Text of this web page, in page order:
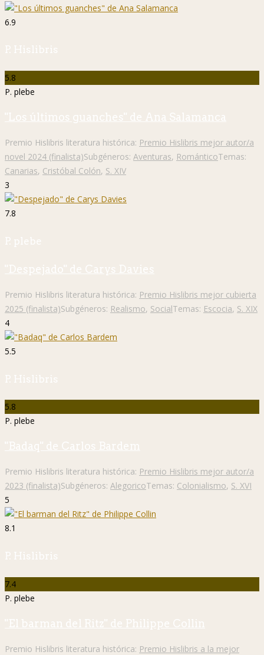
6.9
P. Hislibris
5.8
P. plebe
"Los últimos guanches" de Ana Salamanca
Premio Hislibris literatura histórica: Premio Hislibris mejor autor/a
novel 2024 (finalista)Subgéneros: Aventuras, RománticoTemas:
Canarias, Cristóbal Colón, S. XIV
3
7.8
P. plebe
"Despejado" de Carys Davies
Premio Hislibris literatura histórica: Premio Hislibris mejor cubierta
2025 (finalista)Subgéneros: Realismo, SocialTemas: Escocia, S. XIX
4
5.5
P. Hislibris
5.8
P. plebe
"Badaq" de Carlos Bardem
Premio Hislibris literatura histórica: Premio Hislibris mejor autor/a
2023 (finalista)Subgéneros: AlegoricoTemas: Colonialismo, S. XVI
5
8.1
P. Hislibris
7.4
P. plebe
"El barman del Ritz" de Philippe Collin
Premio Hislibris literatura histórica: Premio Hislibris a la mejor